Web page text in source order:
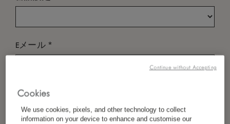
Eメール *
私は
ました
Cookies
We use cookies, pixels, and other technology to collect
information on your device to enhance and customise our
Continue without Accepting